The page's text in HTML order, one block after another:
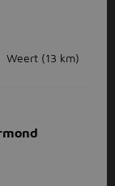
Weert (13 km)